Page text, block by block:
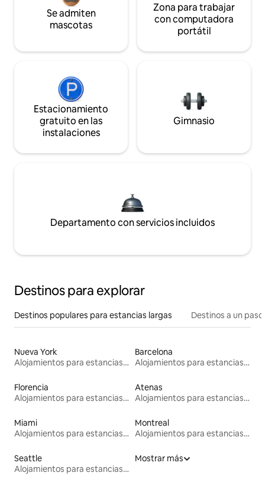
Se admiten
mascotas
Zona para trabajar
con computadora
portátil
Estacionamiento
gratuito en las
instalaciones
Gimnasio
Departamento con servicios incluidos
Destinos para explorar
Destinos populares para estancias largas Destinos a un
Nueva York
Alojamientos para estancias largas
Barcelona
Alojamientos para estancias largas
Florencia
Alojamientos para estancias largas
Atenas
Alojamientos para estancias largas
Miami
Alojamientos para estancias largas
Montreal
Alojamientos para estancias largas
Seattle
Alojamientos para estancias largas
Mostrar más